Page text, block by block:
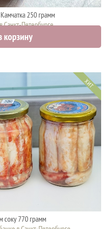
250 грамм
Санкт-Петербурге
корзину
ХИТ
соку 770 грамм